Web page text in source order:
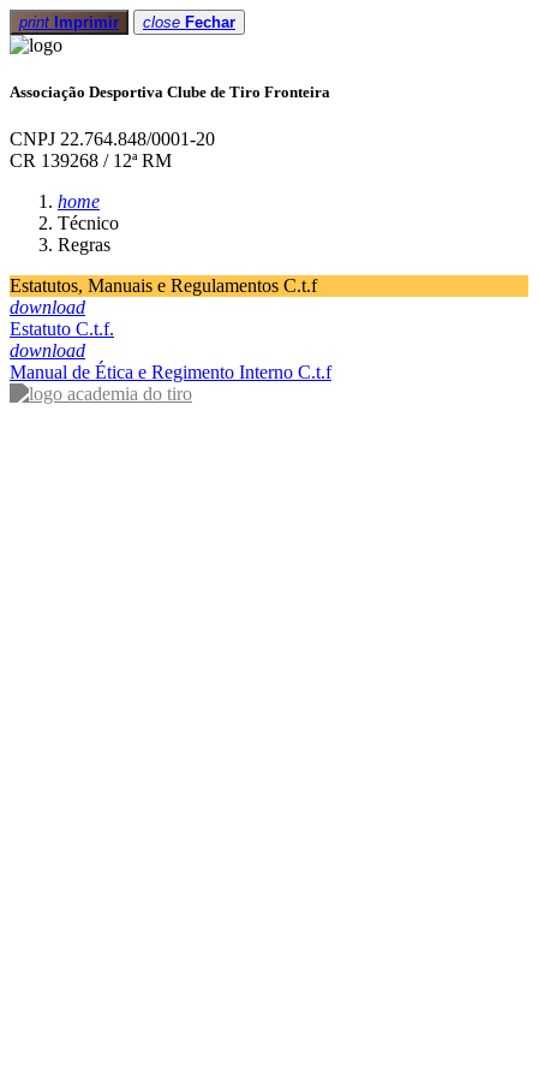
print Imprimir close Fechar
Associação Desportiva Clube de Tiro Fronteira
CNPJ 22.764.848/0001-20
CR 139268 / 12ª RM
home
Técnico
Regras
Estatutos, Manuais e Regulamentos C.t.f
download
Estatuto C.t.f.
download
Manual de Ética e Regimento Interno C.t.f